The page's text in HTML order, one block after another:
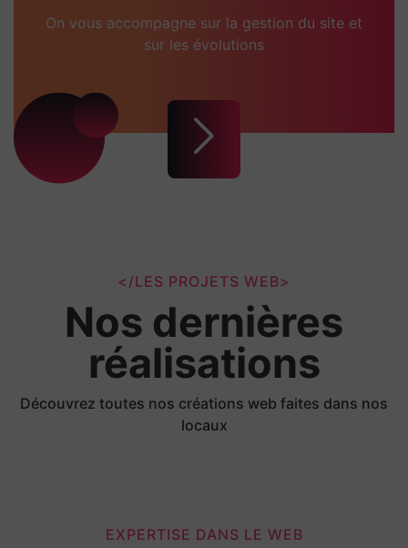
On vous accompagne sur la gestion du site et
sur les évolutions
</LES PROJETS WEB>
Nos dernières
réalisations
Découvrez toutes nos créations web faites dans nos
locaux
EXPERTISE DANS LE WEB